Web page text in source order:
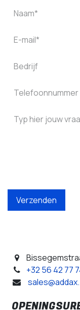
Verzenden
+32 56 42 77